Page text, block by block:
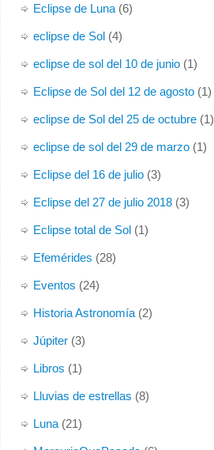
Eclipse de Luna(6)
eclipse de Sol(4)
eclipse de sol del 10 de junio(1)
Eclipse de Sol del 12 de agosto(1)
eclipse de Sol del 25 de octubre(1)
eclipse de sol del 29 de marzo(1)
Eclipse del 16 de julio(3)
Eclipse del 27 de julio 2018(3)
Eclipse total de Sol(1)
Efemérides (28)
Eventos (24)
Historia Astronomía(2)
Júpiter(3)
Libros (1)
Lluvias de estrellas (8)
Luna(21)